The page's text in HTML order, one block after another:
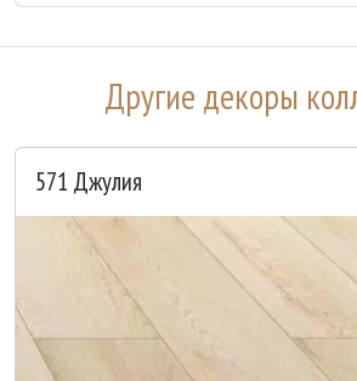
Другие декоры
571 Джулия